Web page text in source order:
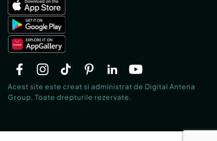
Acest site este creat si administrat de Digital Antena
Group. Toate drepturile rezervate.